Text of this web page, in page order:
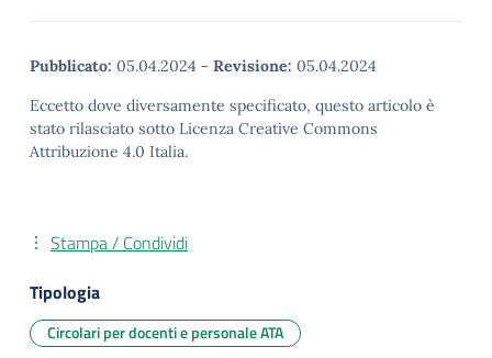
Pubblicato: 05.04.2024 - Revisione: 05.04.2024
Eccetto dove diversamente specificato, questo articolo è
stato rilasciato sotto Licenza Creative Commons
Attribuzione 4.0 Italia.
Stampa / Condividi
Tipologia
Circolari per docenti e personale ATA